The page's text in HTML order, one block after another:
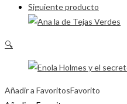
Siguiente producto
🔍
Añadir a FavoritosFavorito